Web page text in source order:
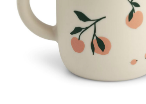
Kampanjat
Lahjavinkkejä
Suosikit